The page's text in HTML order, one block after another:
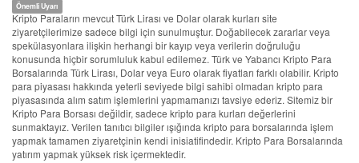
Önemli Uyarı
Kripto Paraların mevcut Türk Lirası ve Dolar olarak kurları site
ziyaretçilerimize sadece bilgi için sunulmuştur. Doğabilecek zararlar veya
spekülasyonlara ilişkin herhangi bir kayıp veya verilerin doğruluğu
konusunda hiçbir sorumluluk kabul edilemez. Türk ve Yabancı Kripto Para
Borsalarında Türk Lirası, Dolar veya Euro olarak fiyatları farklı olabilir. Kripto
para piyasası hakkında yeterli seviyede bilgi sahibi olmadan kripto para
piyasasında alım satım işlemlerini yapmamanızı tavsiye ederiz. Sitemiz bir
Kripto Para Borsası değildir, sadece kripto para kurları değerlerini
sunmaktayız. Verilen tanıtıcı bilgiler ışığında kripto para borsalarında işlem
yapmak tamamen ziyaretçinin kendi inisiatifindedir. Kripto Para Borsalarında
yatırım yapmak yüksek risk içermektedir.